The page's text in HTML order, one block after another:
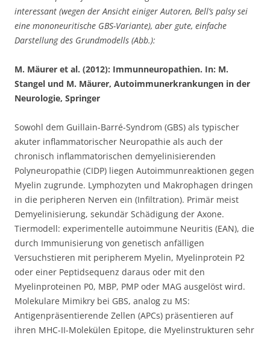
interessant (wegen der Ansicht einiger Autoren, Bell’s palsy sei
eine mononeuritische GBS-Variante), aber gute, einfache
Darstellung des Grundmodells (Abb.):
M. Mäurer et al. (2012): Immunneuropathien. In: M.
Stangel und M. Mäurer, Autoimmunerkrankungen in der
Neurologie, Springer
Sowohl dem Guillain-Barré-Syndrom (GBS) als typischer
akuter inflammatorischer Neuropathie als auch der
chronisch inflammatorischen demyelinisierenden
Polyneuropathie (CIDP) liegen Autoimmunreaktionen gegen
Myelin zugrunde. Lymphozyten und Makrophagen dringen
in die peripheren Nerven ein (Infiltration). Primär meist
Demyelinisierung, sekundär Schädigung der Axone.
Tiermodell: experimentelle autoimmune Neuritis (EAN), die
durch Immunisierung von genetisch anfälligen
Versuchstieren mit peripherem Myelin, Myelinprotein P2
oder einer Peptidsequenz daraus oder mit den
Myelinproteinen P0, MBP, PMP oder MAG ausgelöst wird.
Molekulare Mimikry bei GBS, analog zu MS:
Antigenpräsentierende Zellen (APCs) präsentieren auf
ihren MHC-II-Molekülen Epitope, die Myelinstrukturen sehr